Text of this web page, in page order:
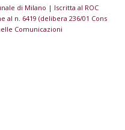
di Milano | Iscritta al ROC
al n. 6419 (delibera 236/01 Cons
Comunicazioni